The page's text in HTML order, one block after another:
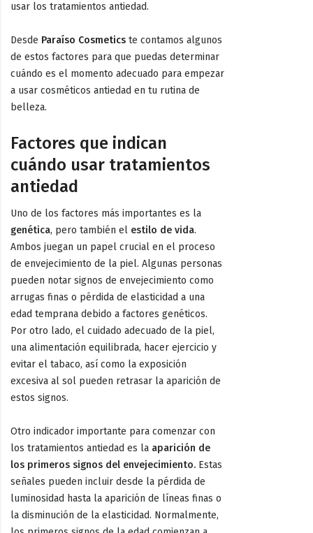
usar los tratamientos antiedad.
Desde Paraíso Cosmetics te contamos algunos
de estos factores para que puedas determinar
cuándo es el momento adecuado para empezar
a usar cosméticos antiedad en tu rutina de
belleza.
Factores que indican
cuándo usar tratamientos
antiedad
Uno de los factores más importantes es la
genética, pero también el estilo de vida.
Ambos juegan un papel crucial en el proceso
de envejecimiento de la piel. Algunas personas
pueden notar signos de envejecimiento como
arrugas finas o pérdida de elasticidad a una
edad temprana debido a factores genéticos.
Por otro lado, el cuidado adecuado de la piel,
una alimentación equilibrada, hacer ejercicio y
evitar el tabaco, así como la exposición
excesiva al sol pueden retrasar la aparición de
estos signos.
Otro indicador importante para comenzar con
los tratamientos antiedad es la aparición de
los primeros signos del envejecimiento. Estas
señales pueden incluir desde la pérdida de
luminosidad hasta la aparición de líneas finas o
la disminución de la elasticidad. Normalmente,